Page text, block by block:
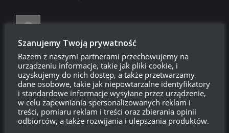
55k nie starczyło, jest tu ktoś kto dostał czołg?
-5 Odpowiedz
lolek Reply to Jasiu 10:24, 11 lutego 2021 10:24
podobno najniższa stawka była 70k
Szanujemy Twoją prywatność
Razem z naszymi partnerami przechowujemy na
urządzeniu informacje, takie jak pliki cookie, i
uzyskujemy do nich dostęp, a także przetwarzamy
dane osobowe, takie jak niepowtarzalne identyfikatory
i standardowe informacje wysyłane przez urządzenie,
w celu zapewniania spersonalizowanych reklam i
treści, pomiaru reklam i treści oraz zbierania opinii
odbiorców, a także rozwijania i ulepszania produktów.